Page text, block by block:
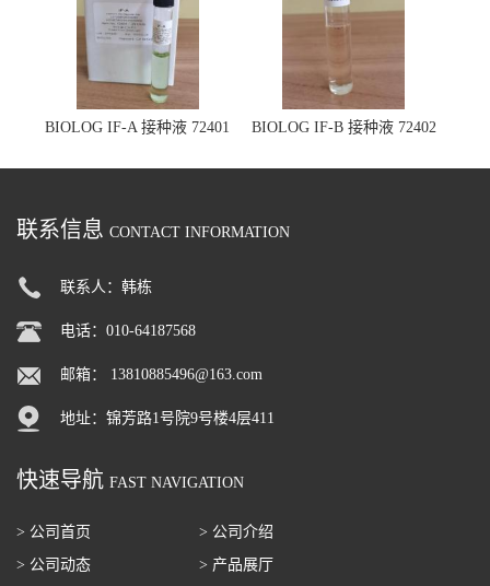
BIOLOG IF-A 接种液 72401 BIOLOG IF-B 接种液 72402
联系信息 CONTACT INFORMATION
联系人：韩栋
电话：010-64187568
邮箱： 13810885496@163.com
地址：锦芳路1号院9号楼4层411
快速导航 FAST NAVIGATION
> 公司首页
> 公司介绍
> 公司动态
> 产品展厅